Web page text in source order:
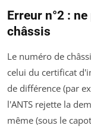
Erreur n°2 :
châssis
Le numéro de
celui du certificat
de différence (par
l'ANTS rejette la
même (sous le